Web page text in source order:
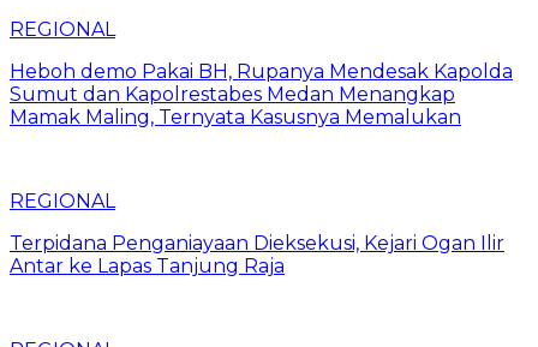
REGIONAL
Heboh demo Pakai BH, Rupanya Mendesak Kapolda
Sumut dan Kapolrestabes Medan Menangkap
Mamak Maling, Ternyata Kasusnya Memalukan
REGIONAL
Terpidana Penganiayaan Dieksekusi, Kejari Ogan Ilir
Antar ke Lapas Tanjung Raja